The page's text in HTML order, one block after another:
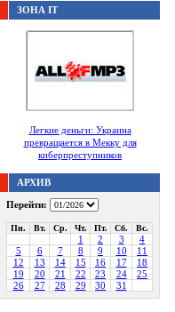
ЗОНА IT
Легкие деньги: Украина
превращается в Мекку для
киберпреступников
АРХИВ
Перейти:
Пн. Вт. Ср. Чт. Пт. Сб. Вс.
1 2 3
4
5
6 7 8 9 10
11
12
13 14 15 16 17
18
19
20 21 22 23 24
25
26
27 28 29 30 31